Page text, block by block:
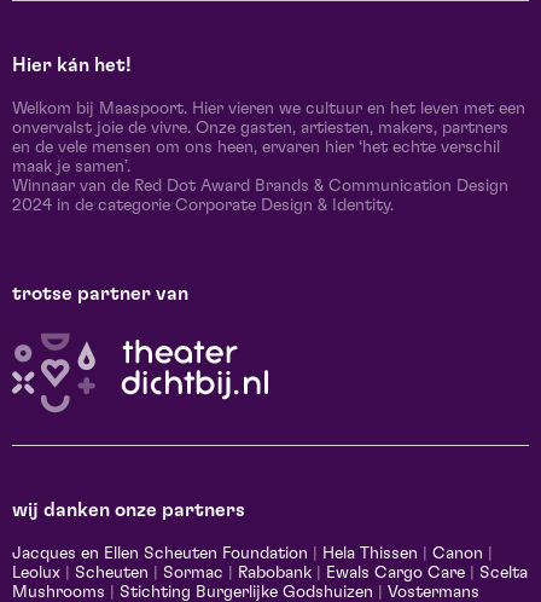
Hier kán het!
Welkom bij Maaspoort. Hier vieren we cultuur en het leven met een
onvervalst joie de vivre. Onze gasten, artiesten, makers, partners
en de vele mensen om ons heen, ervaren hier ‘het echte verschil
maak je samen’.
Winnaar van de Red Dot Award Brands & Communication Design
2024 in de categorie Corporate Design & Identity.
trotse partner van
wij danken onze partners
Jacques en Ellen Scheuten Foundation Hela Thissen Canon
Leolux
Scheuten Sormac Rabobank Ewals Cargo Care
Scelta
Mushrooms
Stichting Burgerlijke Godshuizen Vostermans